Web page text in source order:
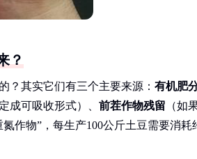
？
？其实它们有三个主要来源： 有机肥
成可吸收形式）、 前茬作物残留 （如
作物”，每生产100公斤土豆需要消